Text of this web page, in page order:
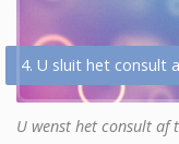
4. U sluit het consult
U wenst het consult af